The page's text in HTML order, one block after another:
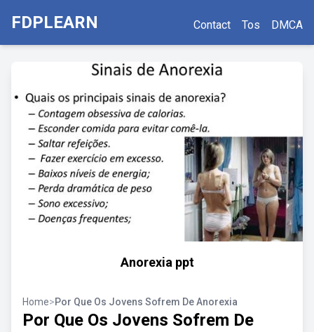
FDPLEARN Contact Tos DMCA
Anorexia ppt
Home>Por Que Os Jovens Sofrem De Anorexia
Por Que Os Jovens Sofrem De